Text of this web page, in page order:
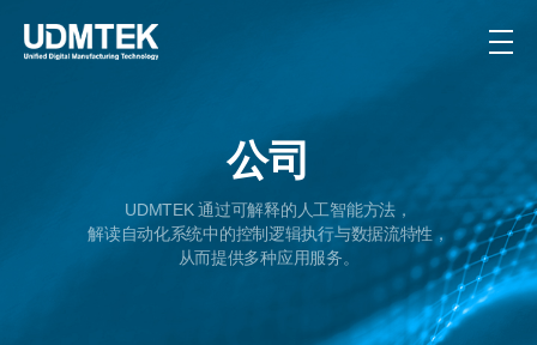
公司
UDMTEK 通过可解释的人工智能方法，
解读自动化系统中的控制逻辑执行与数据流特性，
从而提供多种应用服务。